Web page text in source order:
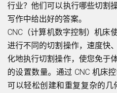
行业？他们可以执行哪些切割
写作中给出好的答案。
CNC（计算机数字控制）机床
进行不同的切割操作，速度快
化地执行切割操作，使您免于
的设置数量。通过 CNC 机床
可以轻松创建和重复复杂的